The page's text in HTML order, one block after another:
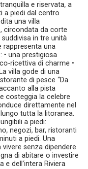
e riservata, a
a piedi dal centro
una villa
circondata da corte
in tre unità
rappresenta una
una prestigiosa
ricettiva di charme •
villa gode di una
di pesce “Da
alla pista
costeggia la celebre
direttamente nel
tutta la litoranea.
a piedi:
negozi, bar, ristoranti
a piedi. Una
senza dipendere
di abitare o investire
e dell’intera Riviera